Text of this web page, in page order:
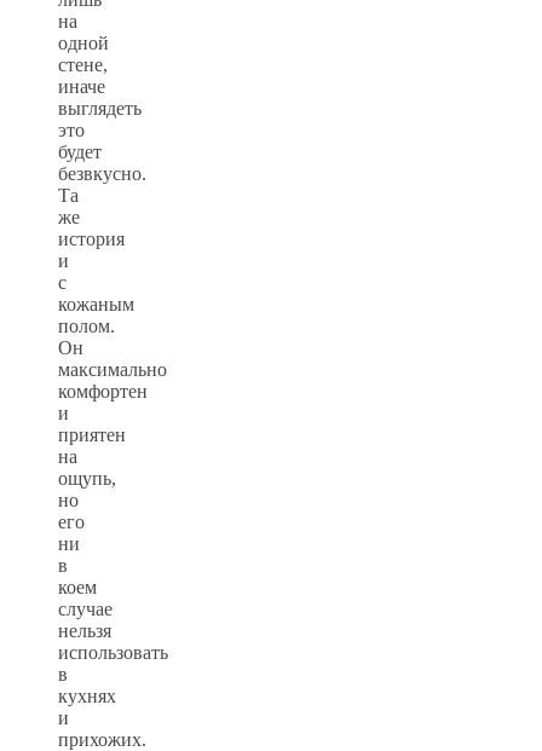
на
одной
стене,
иначе
выглядеть
это
будет
безвкусно.
Та
же
история
и
с
кожаным
полом.
Он
максимально
комфортен
и
приятен
на
ощупь,
но
его
ни
в
коем
случае
нельзя
использовать
в
кухнях
и
прихожих.